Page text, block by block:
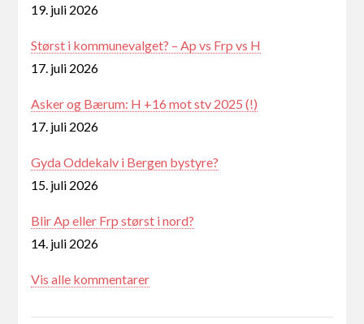
19. juli 2026
Størst i kommunevalget? – Ap vs Frp vs H
17. juli 2026
Asker og Bærum: H +16 mot stv 2025 (!)
17. juli 2026
Gyda Oddekalv i Bergen bystyre?
15. juli 2026
Blir Ap eller Frp størst i nord?
14. juli 2026
Vis alle kommentarer